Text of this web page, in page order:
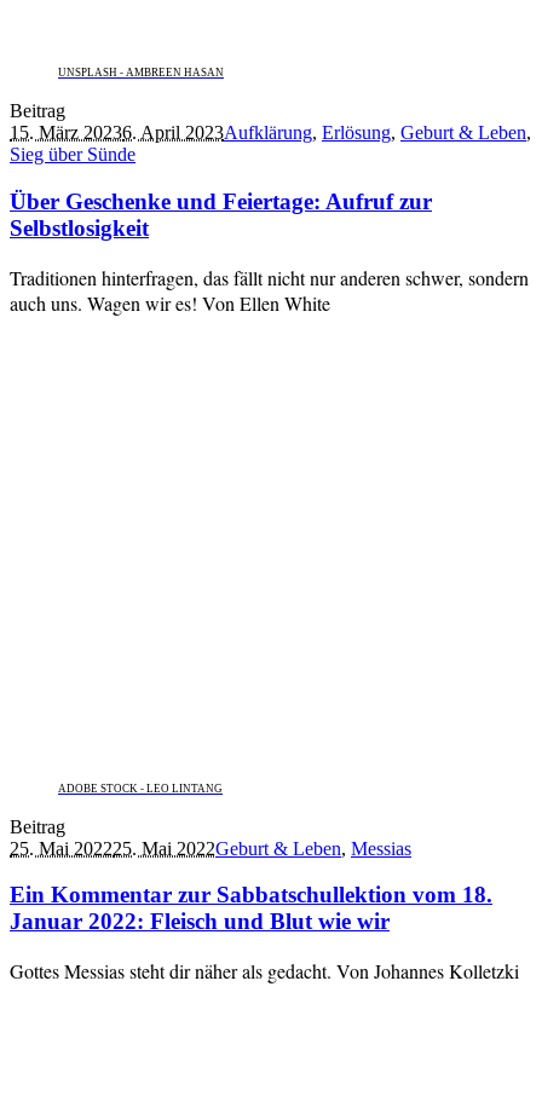
UNSPLASH - AMBREEN HASAN
Beitrag
15. März 20236. April 2023Aufklärung, Erlösung, Geburt & Leben,
Sieg über Sünde
Über Geschenke und Feiertage: Aufruf zur
Selbstlosigkeit
Traditionen hinterfragen, das fällt nicht nur anderen schwer, sondern
auch uns. Wagen wir es! Von Ellen White
ADOBE STOCK - LEO LINTANG
Beitrag
25. Mai 202225. Mai 2022Geburt & Leben, Messias
Ein Kommentar zur Sabbatschullektion vom 18.
Januar 2022: Fleisch und Blut wie wir
Gottes Messias steht dir näher als gedacht. Von Johannes Kolletzki